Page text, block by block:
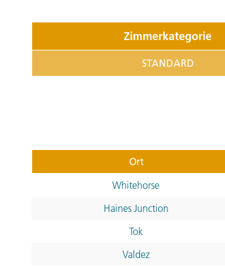
Zimmerkategorie
STANDARD
Ort
Whitehorse
Haines Junction
Tok
Valdez